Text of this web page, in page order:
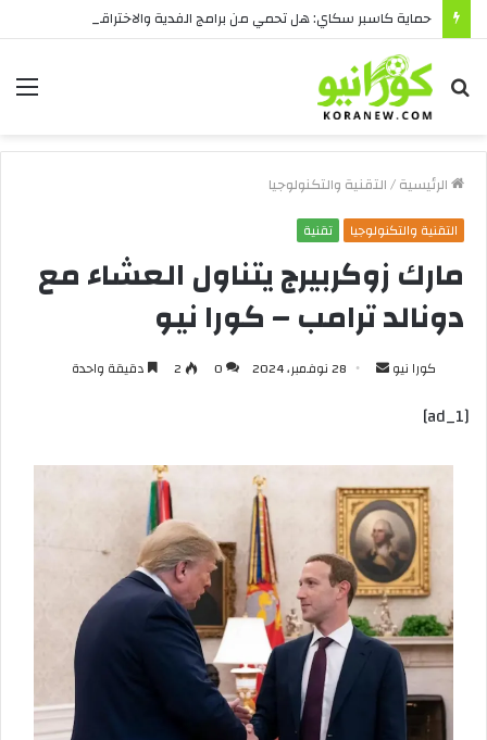
بحث
عن
الرئيسية/التقنية والتكنولوجيا
التقنية والتكنولوجيا تقنية
مارك زوكربيرج يتناول العشاء مع
دونالد ترامب – كورا نيو
كورا نيو
أرسل 28 نوفمبر، 2024 0
2 دقيقة واحدة
[ad_1]